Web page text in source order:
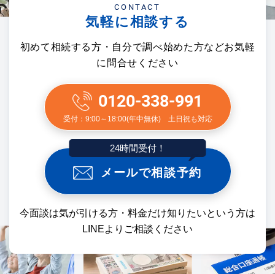
CONTACT
気軽に相談する
初めて相続する方・自分で調べ始めた方などお気軽
に問合せください
0120-338-991
受付：9:00～18:00(年中無休) 土日祝も対応
24時間受付！
メールで相談予約
今面談は気が引ける方・料金だけ知りたいという方は
LINEよりご相談ください